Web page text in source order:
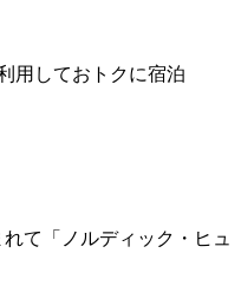
用しておトクに宿泊
て「ノルディック・ヒュ